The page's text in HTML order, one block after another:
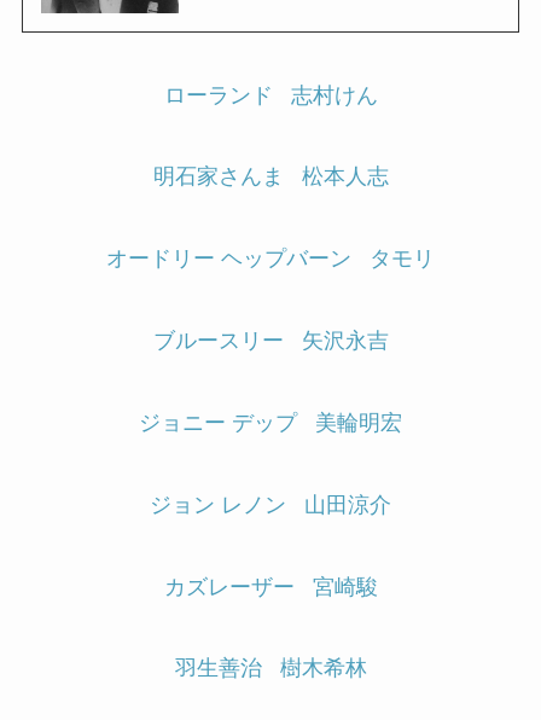
ローランド 志村けん
明石家さんま 松本人志
オードリー ヘップバーン タモリ
ブルースリー 矢沢永吉
ジョニー デップ 美輪明宏
ジョン レノン 山田涼介
カズレーザー 宮崎駿
羽生善治 樹木希林